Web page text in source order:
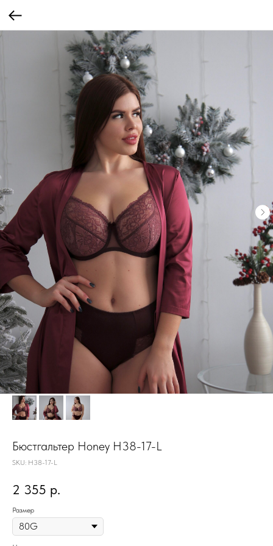
Бюстгальтер Honey H38-17-L
SKU: H38-17-L
2 355 р.
Размер